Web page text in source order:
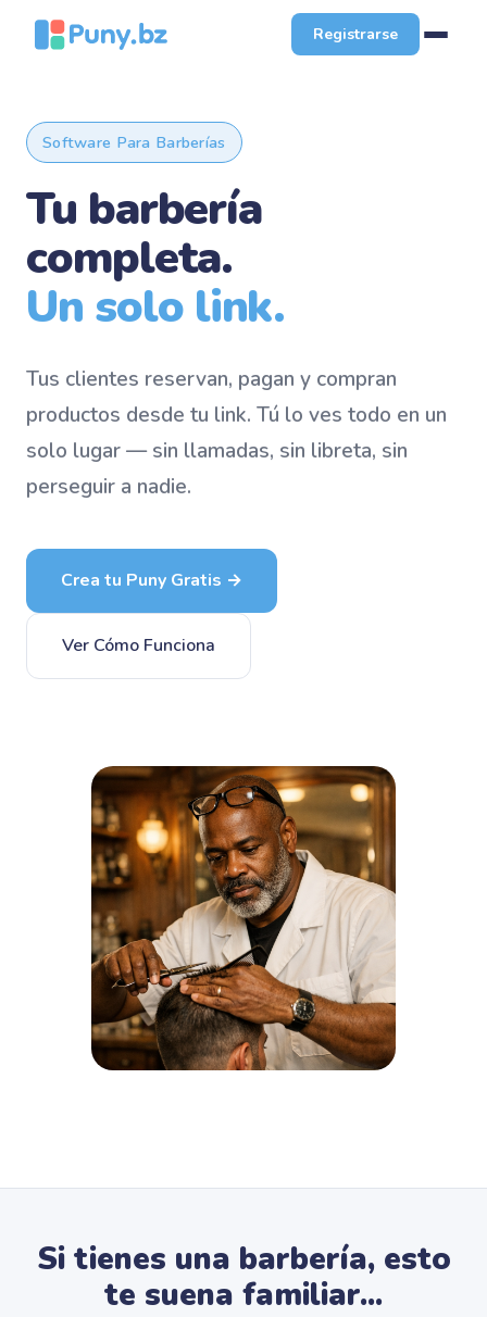
Registrarse
Software Para Barberías
Tu barbería
completa.
Un solo link.
Tus clientes reservan, pagan y compran
productos desde tu link. Tú lo ves todo en un
solo lugar — sin llamadas, sin libreta, sin
perseguir a nadie.
Crea tu Puny Gratis →
Ver Cómo Funciona
Si tienes una barbería, esto
te suena familiar...